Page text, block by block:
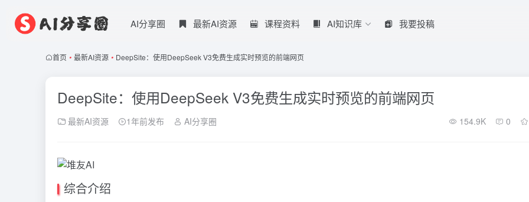
AI分享圈 最新AI资源 课程资料 AI知识库 我要投稿
首页 • 最新AI资源 • DeepSite：使用DeepSeek V3免费生成实时预览的前端网页
DeepSite：使用DeepSeek V3免费生成实时预览的前端网页
最新AI资源 1年前发布 AI分享圈 154.9K 0
综合介绍